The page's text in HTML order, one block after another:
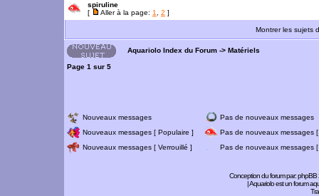
spiruline
[
Aller à la page: 1 2 ]
Montrer les sujets
Aquariolo Index du Forum -> Matériels
Page 1 sur 5
Nouveaux messages
Pas de nouveaux messages
Nouveaux messages [ Populaire ]
Pas de nouveaux messages
Nouveaux messages [ Verrouillé ]
Pas de nouveaux messages [
Conception du forum par:phpBB
| Aquariolo est un forum